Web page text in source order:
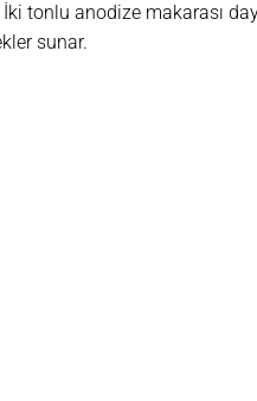
tonlu anodize makarası
sunar.